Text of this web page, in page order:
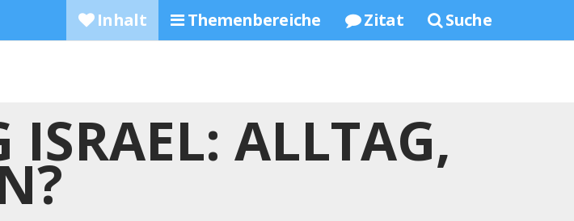
Inhalt Themenbereiche Zitat Suche
ISRAEL: ALLTAG,